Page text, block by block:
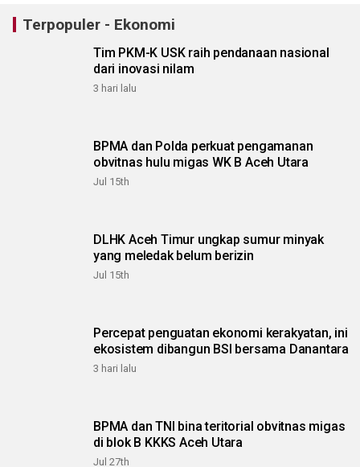
Terpopuler - Ekonomi
Tim PKM-K USK raih pendanaan nasional
dari inovasi nilam
3 hari lalu
BPMA dan Polda perkuat pengamanan
obvitnas hulu migas WK B Aceh Utara
Jul 15th
DLHK Aceh Timur ungkap sumur minyak
yang meledak belum berizin
Jul 15th
Percepat penguatan ekonomi kerakyatan, ini
ekosistem dibangun BSI bersama Danantara
3 hari lalu
BPMA dan TNI bina teritorial obvitnas migas
di blok B KKKS Aceh Utara
Jul 27th